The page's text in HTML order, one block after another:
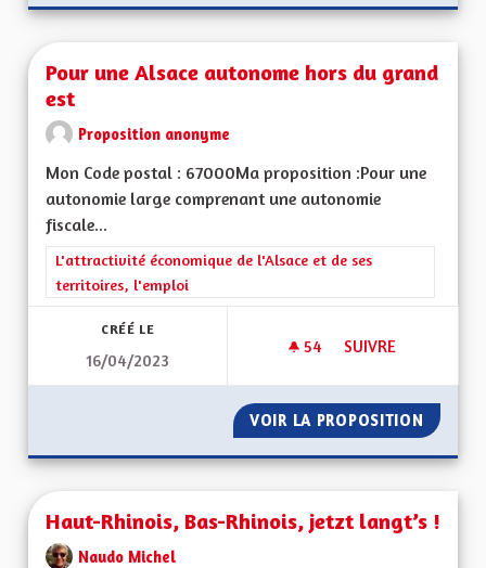
Pour une Alsace autonome hors du grand
est
Proposition anonyme
Mon Code postal : 67000Ma proposition :Pour une
autonomie large comprenant une autonomie
fiscale...
Filtrer les résultats de la catégorie : L'attractivité
L'attractivité économique de l'Alsace et de ses
territoires, l'emploi
CRÉÉ LE
16/04/2023
54 54 ABONNÉS
SUIVRE
VOIR LA PROPOSITION POUR
Haut-Rhinois, Bas-Rhinois, jetzt langt’s !
Naudo Michel